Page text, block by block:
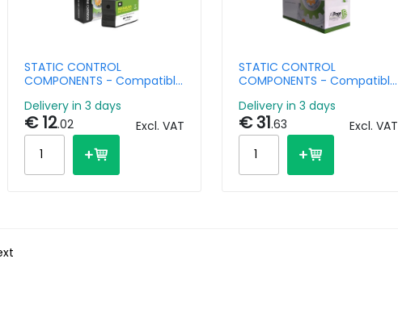
STATIC CONTROL
COMPONENTS - Compatible
Black 2k Pages
Delivery in 3 days
€ 12.02 Excl. VAT
STATIC CONTROL
COMPONENTS - Compatible
CE250A/Canon 2644B002
Black
Delivery in 3 days
€ 31.63 Excl. VAT